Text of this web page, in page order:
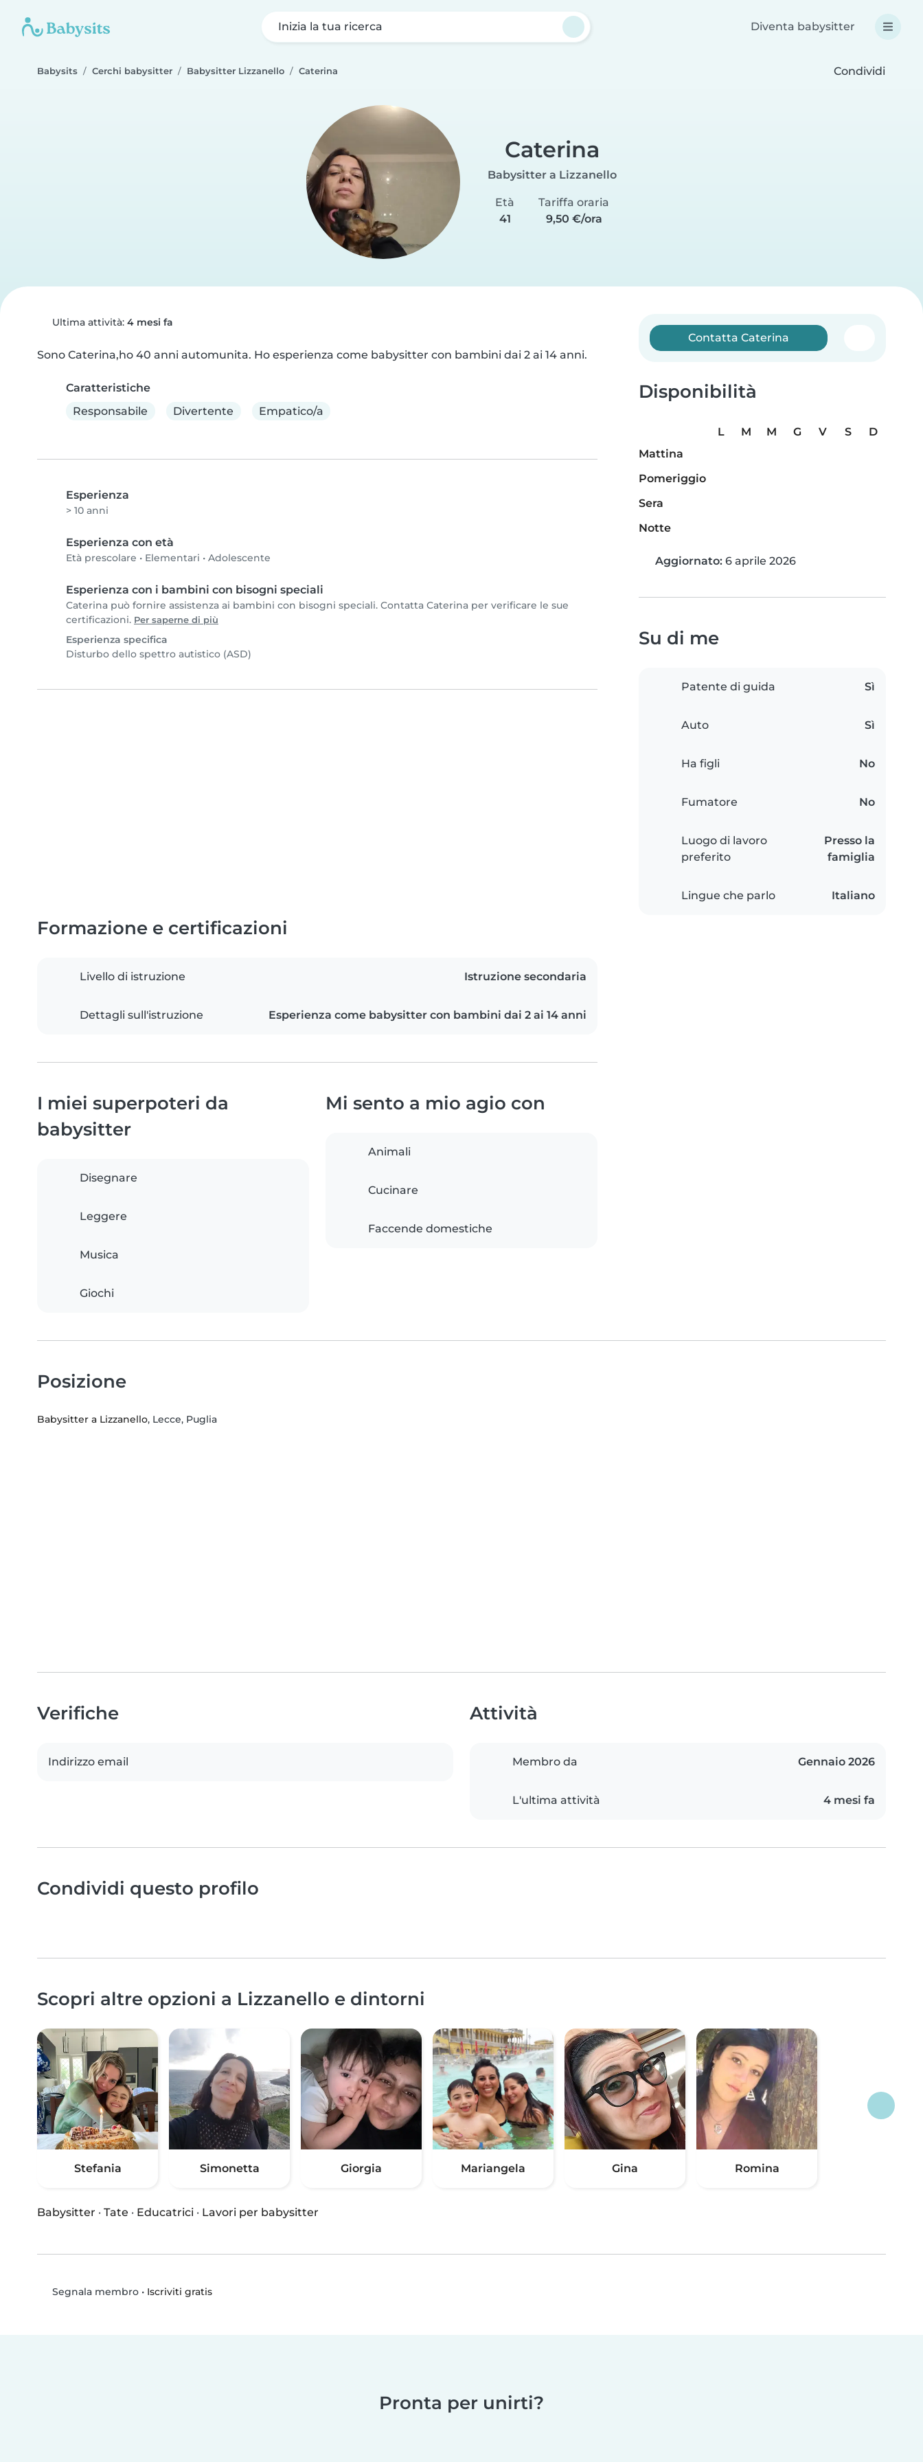
Inizia la tua ricerca Diventa babysitter
Babysits Cerchi babysitter Babysitter Lizzanello Caterina Condividi
Caterina
Babysitter a Lizzanello
Età
41
Tariffa oraria
9,50 €/ora
Ultima attività: 4 mesi fa
Sono Caterina,ho 40 anni automunita. Ho esperienza come babysitter con bambini dai 2 ai 14 anni.
Caratteristiche
Responsabile
Divertente Empatico/a
Esperienza
> 10 anni
Esperienza con età
Età prescolare • Elementari • Adolescente
Esperienza con i bambini con bisogni speciali
Caterina può fornire assistenza ai bambini con bisogni speciali. Contatta Caterina per verificare le sue
certificazioni. Per saperne di più
Esperienza specifica
Disturbo dello spettro autistico (ASD)
Contatta Caterina
Disponibilità
L M M G V S
D
Mattina
Pomeriggio
Sera
Notte
Aggiornato: 6 aprile 2026
Su di me
Patente di guida Sì
Auto Sì
Ha figli No
Fumatore No
Luogo di lavoro
preferito
Presso la
famiglia
Lingue che parlo Italiano
Formazione e certificazioni
Livello di istruzione Istruzione secondaria
Dettagli sull'istruzione Esperienza come babysitter con bambini dai 2 ai 14 anni
I miei superpoteri da
babysitter
Disegnare
Leggere
Musica
Giochi
Mi sento a mio agio con
Animali
Cucinare
Faccende domestiche
Posizione
Babysitter a Lizzanello, Lecce, Puglia
Verifiche
Indirizzo email
Attività
Membro da Gennaio 2026
L'ultima attività 4 mesi fa
Condividi questo profilo
Scopri altre opzioni a Lizzanello e dintorni
Stefania Simonetta Giorgia Mariangela Gina Romina
Babysitter · Tate · Educatrici · Lavori per babysitter
Segnala membro• Iscriviti gratis
Pronta per unirti?